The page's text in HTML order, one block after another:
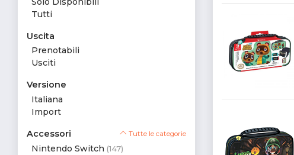
Tutti
Uscita
Prenotabili
Usciti
Versione
Italiana
Import
Accessori Tutte le categorie
Nintendo Switch (147)